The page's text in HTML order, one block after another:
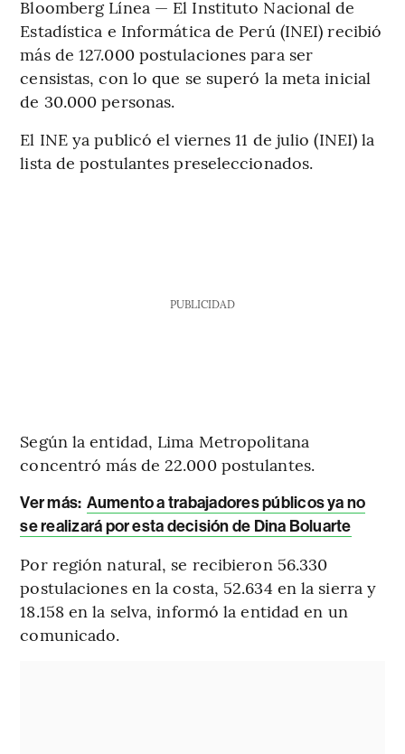
Bloomberg Línea — El Instituto Nacional de
Estadística e Informática de Perú (INEI) recibió
más de 127.000 postulaciones para ser
censistas, con lo que se superó la meta inicial
de 30.000 personas.
El INE ya publicó el viernes 11 de julio (INEI) la
lista de postulantes preseleccionados.
PUBLICIDAD
Según la entidad, Lima Metropolitana
concentró más de 22.000 postulantes.
Ver más: Aumento a trabajadores públicos ya no
se realizará por esta decisión de Dina Boluarte
Por región natural, se recibieron 56.330
postulaciones en la costa, 52.634 en la sierra y
18.158 en la selva, informó la entidad en un
comunicado.